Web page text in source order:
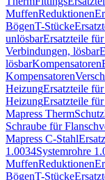
MuffenReduktionen
BögenT-Stücke
unlösbarErsatzteile
Verbindungen, lösbar
lösbarKompensatoren
Kompensatoren
HeizungErsatzteile
HeizungErsatzteile
Mapress Therm
Schraube für
Mapress C-Stahl
1.0034Systemrohre
MuffenReduktionen
BögenT-Stücke